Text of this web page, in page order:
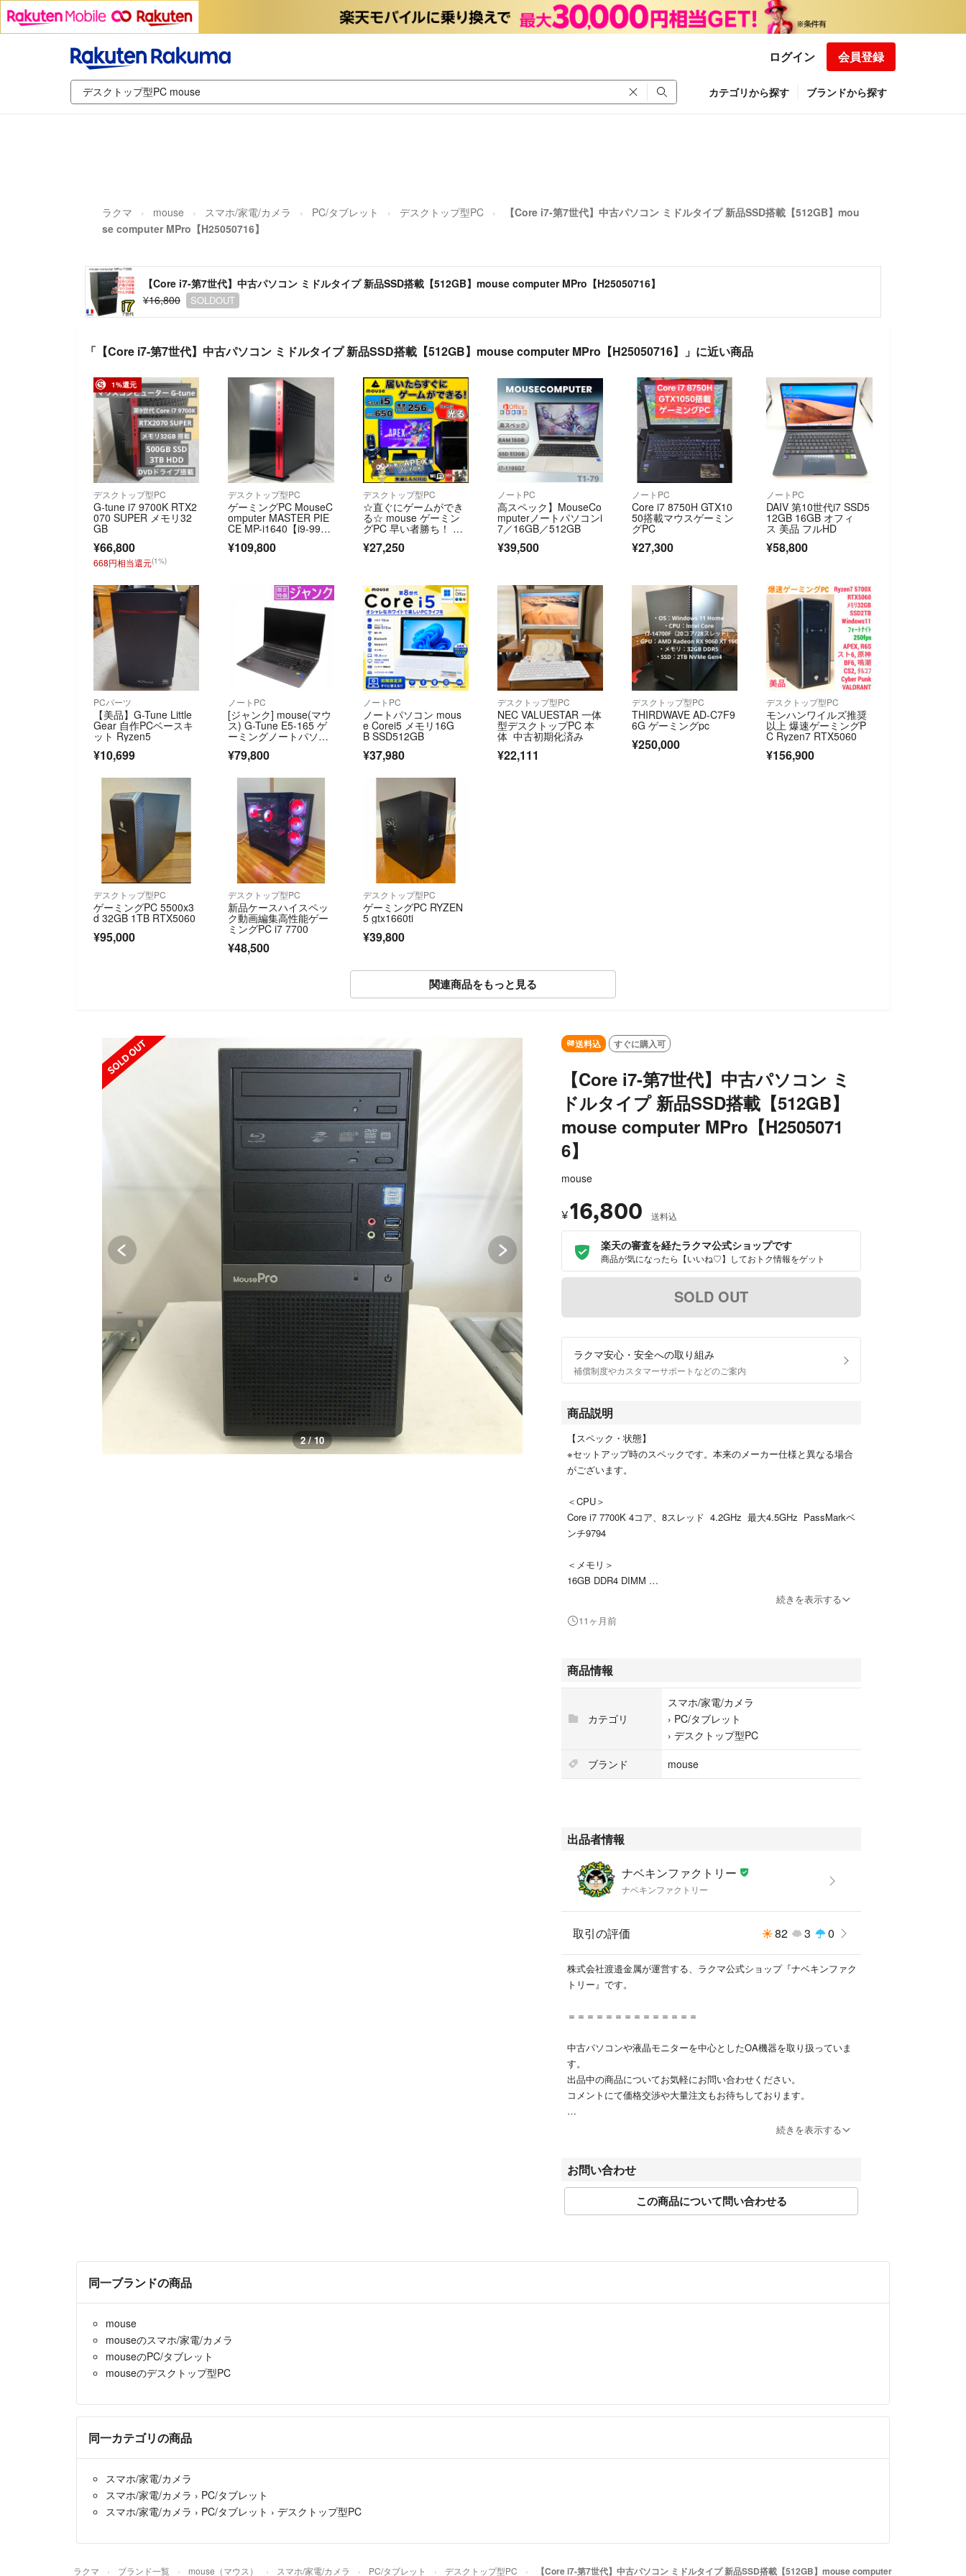
ログイン 会員登録
カテゴリから探す ブランドから探す
ラクマ mouse スマホ/家電/カメラ PC/タブレット デスクトップ型PC
【Core i7-第7世代】中古パソコン ミドルタイプ 新品SSD搭載【512GB】mou
se computer MPro【H25050716】
【Core i7-第7世代】中古パソコン ミドルタイプ 新品SSD搭載【512GB】mouse computer MPro【H25050716】
¥16,800
SOLDOUT
「【Core i7-第7世代】中古パソコン ミドルタイプ 新品SSD搭載【512GB】mouse computer MPro【H25050716】」に近い商品
1%還元
デスクトップ型PC
G-tune i7 9700K RTX2
070 SUPER メモリ32
GB
¥66,800
668円相当還元(1%)
デスクトップ型PC
ゲーミングPC MouseC
omputer MASTER PIE
CE MP-i1640【i9-9900
K/RTX2080Ti/メモリ64
GB/HDD3TB+SSD512
61090（491277）
¥109,800
デスクトップ型PC
☆直ぐにゲームができ
る☆ mouse ゲーミン
グPC 早い者勝ち！ 爆
速SSD
¥27,250
ノートPC
高スペック】MouseCo
mputerノートパソコンi
7／16GB／512GB
¥39,500
ノートPC
Core i7 8750H GTX10
50搭載マウスゲーミン
グPC
¥27,300
ノートPC
DAIV 第10世代i7 SSD5
12GB 16GB オフィ
ス 美品 フルHD
¥58,800
PCパーツ
​【美品】G-Tune Little
Gear 自作PCベースキ
ット Ryzen5
¥10,699
ノートPC
[ジャンク] mouse(マウ
ス) G-Tune E5-165 ゲ
ーミングノートパソコ
W11 2208e5-165-adla
¥79,800
ノートPC
ノートパソコン mous
e Corei5 メモリ16G
B SSD512GB
¥37,980
デスクトップ型PC
NEC VALUESTAR 一体
型デスクトップPC 本
体 中古初期化済み
¥22,111
デスクトップ型PC
THIRDWAVE AD-C7F9
6G ゲーミングpc
¥250,000
デスクトップ型PC
モンハンワイルズ推奨
以上 爆速ゲーミングP
C Ryzen7 RTX5060
¥156,900
デスクトップ型PC
ゲーミングPC 5500x3
d 32GB 1TB RTX5060
¥95,000
デスクトップ型PC
新品ケースハイスペッ
ク動画編集高性能ゲー
ミングPC i7 7700
¥48,500
デスクトップ型PC
ゲーミングPC RYZEN
5 gtx1660ti
¥39,800
関連商品をもっと見る
3 / 10
送料込 すぐに購入可
【Core i7-第7世代】中古パソコン ミ
ドルタイプ 新品SSD搭載【512GB】
mouse computer MPro【H2505071
6】
mouse
¥16,800 送料込
楽天の審査を経たラクマ公式ショップです
商品が気になったら【いいね♡】しておトク情報をゲット
SOLD OUT
ラクマ安心・安全への取り組み
補償制度やカスタマーサポートなどのご案内
商品説明
【スペック・状態】
※セットアップ時のスペックです。本来のメーカー仕様と異なる場合
がございます。
＜CPU＞
Core i7 7700K 4コア、8スレッド 4.2GHz 最大4.5GHz PassMarkベ
ンチ9794
＜メモリ＞
16GB DDR4 DIMM
新品SSD 2.5インチ512GB
DVDマルチ
Blu-ray＋DVDスーパーマルチ
＜ビデオカード＞
CPU内蔵(Intel(R) HD Graphics 630)
＜モニター出力＞
＜LAN＞
有線LAN
＜USB3.0＞
4ポート
＜OS＞
＜特記事項＞
中古品の為、外装のすり傷・当て傷・塗装の剥がれ、キーボードのテ
複数在庫品の為、同等品をお送りしますが、
・ゴム足が無い場合があります。
・細かなキズなどが写真と異なる場合があります。
【保証について】
こちらの商品は、到着後1週間の保証がございます。
※沖縄・離島の方は場合によっては船便となり予定配送日より遅れる
【外観について】
お気軽にお問合せください。
予めご了承ください。
続きを表示する
11ヶ月前
商品情報
カテゴリ
スマホ/家電/カメラ
› PC/タブレット
› デスクトップ型PC
ブランド
mouse
出品者情報
ナベキンファクトリー
ナベキンファクトリー
取引の評価 82 3 0
株式会社渡邉金属が運営する、ラクマ公式ショップ『ナベキンファク
トリー』です。
＝＝＝＝＝＝＝＝＝＝＝＝＝＝
中古パソコンや液晶モニターを中心としたOA機器を取り扱っていま
す。
出品中の商品についてお気軽にお問い合わせください。
コメントにて価格交渉や大量注文もお待ちしております。
ご購入いただいたお客様には大変ご迷惑をおかけいたしますが、何卒
ご理解のほどよろしくお願いいたします。
＝＝＝＝＝＝＝＝＝＝＝＝＝＝
続きを表示する
お問い合わせ
この商品について問い合わせる
同一ブランドの商品
mouse
mouseのスマホ/家電/カメラ
mouseのPC/タブレット
mouseのデスクトップ型PC
同一カテゴリの商品
スマホ/家電/カメラ
スマホ/家電/カメラ › PC/タブレット
スマホ/家電/カメラ › PC/タブレット › デスクトップ型PC
ラクマ ブランド一覧 mouse（マウス） スマホ/家電/カメラ PC/タブレット デスクトップ型PC 【Core i7-第7世代】中古パソコン ミドルタイプ 新品SSD搭載【512GB】mouse computer